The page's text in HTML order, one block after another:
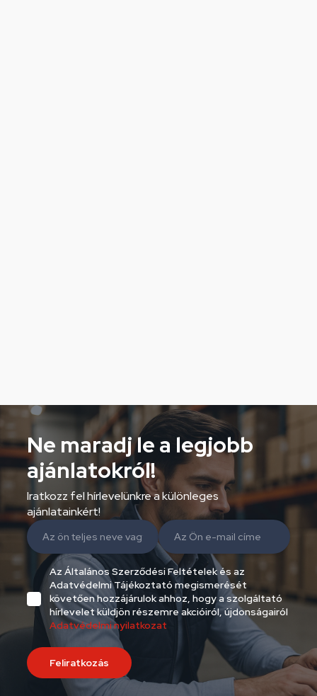
Ne maradj le a legjobb
ajánlatokról!
Iratkozz fel hírlevelünkre a különleges
ajánlatainkért!
Az Általános Szerződési Feltételek és az
Adatvédelmi Tájékoztató megismerését
követően hozzájárulok ahhoz, hogy a szolgáltató
hírlevelet küldjön részemre akcióiról, újdonságairól
Adatvédelmi nyilatkozat
Feliratkozás